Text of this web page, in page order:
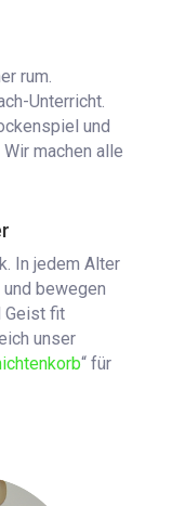
rum.
Unterricht.
und
machen alle
In jedem Alter
bewegen
Geist fit
unser
“ für